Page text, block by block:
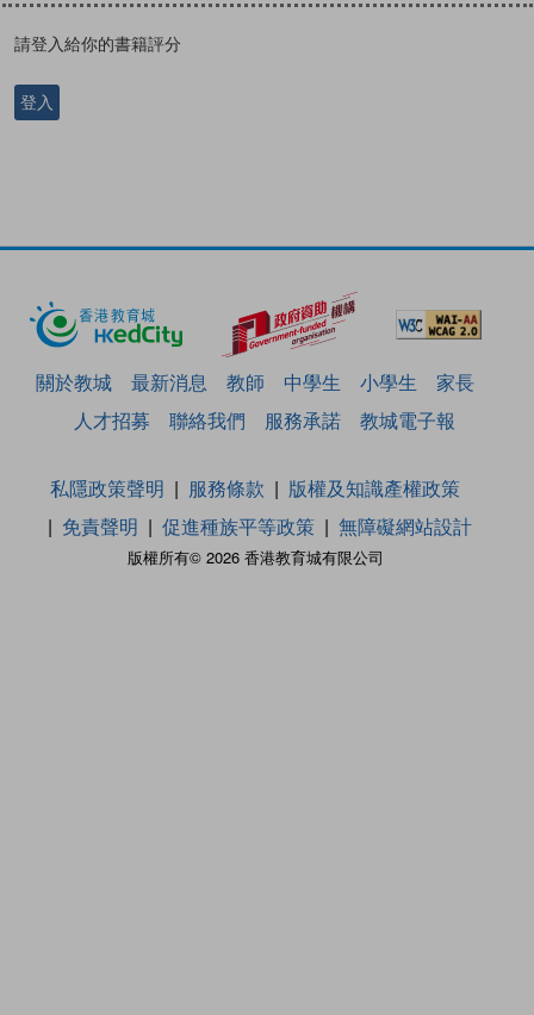
請登入給你的書籍評分
登入
關於教城 最新消息 教師 中學生 小學生
家長
人才招募
聯絡我們 服務承諾 教城電子報
版權所有© 2026 香港教育城有限公司
私隱政策聲明 服務條款
版權及知識產權政策
免責聲明
促進種族平等政策 無障礙網站設計